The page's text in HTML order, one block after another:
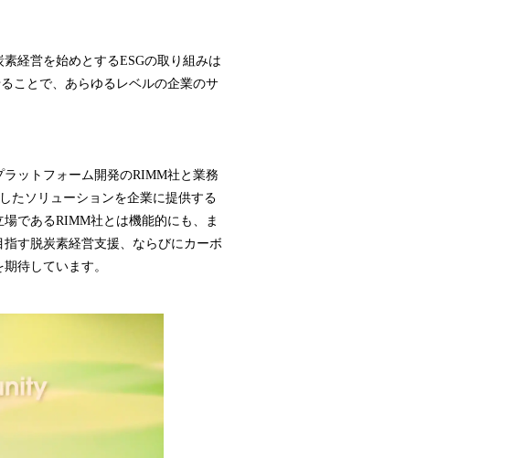
経営を始めとするESGの取り組みは
ことで、あらゆるレベルの企業のサ
ットフォーム開発のRIMM社と業務
たソリューションを企業に提供する
であるRIMM社とは機能的にも、ま
す脱炭素経営支援、ならびにカーボ
待しています。